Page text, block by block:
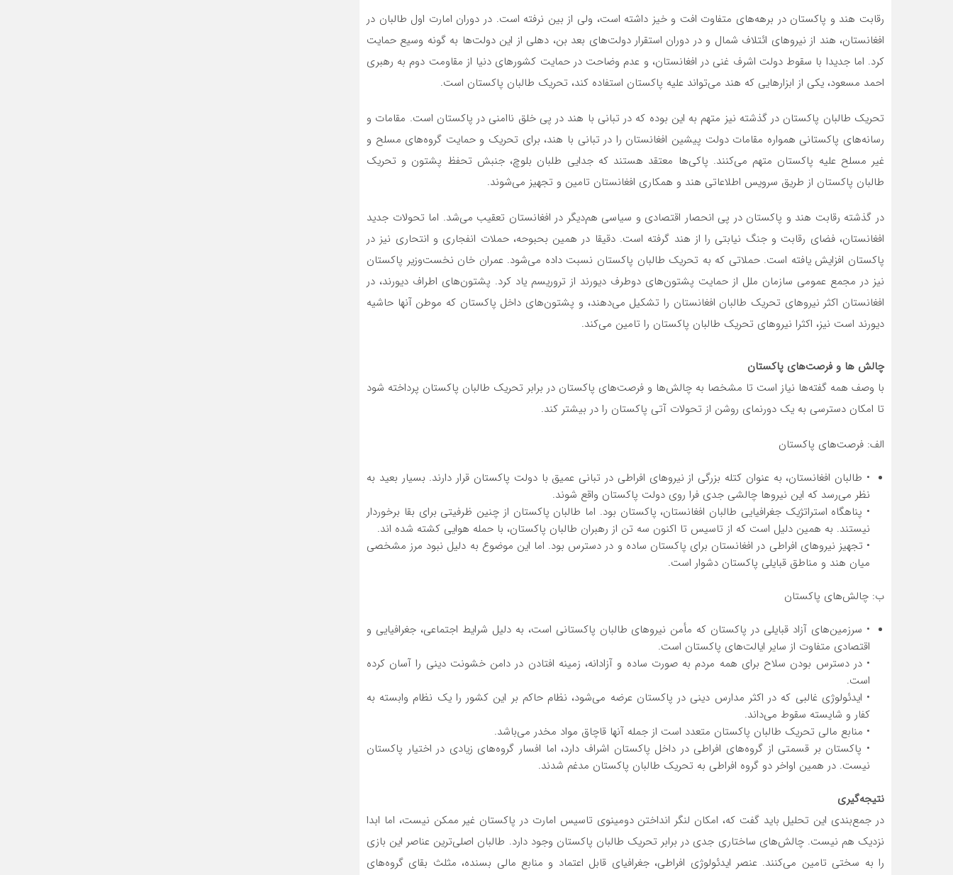
رقابت هند و پاکستان در برهه‌های متفاوت افت و خیز داشته است،‌ ولی از بین نرفته است. در دوران امارت اول طالبان در
افغانستان‌، هند از نیروهای ائتلاف شمال و در دوران استقرار دولت‌های بعد بن،‌ دهلی از این دولت‌ها به گونه وسیع حمایت
‌کرد. اما جدیدا با سقوط دولت اشرف غنی در افغانستان‌، و عدم وضاحت در حمایت کشورهای دنیا از مقاومت دوم به رهبری
احمد مسعود، یکی از ابزارهایی که هند می‌تواند علیه پاکستان استفاده کند،‌ تحریک طالبان پاکستان است.
تحریک طالبان پاکستان در گذشته نیز متهم به این بوده که در تبانی با هند در پی خلق ناامنی در پاکستان است. مقامات و
رسانه‌های پاکستانی همواره مقامات دولت پیشین افغانستان را در تبانی با هند، برای تحریک و حمایت گروه‌های مسلح و
غیر مسلح علیه پاکستان متهم می‌‌کنند. پاکی‌ها معتقد هستند که جدایی طلبان بلوچ،‌ جنبش تحفظ پشتون و تحریک
طالبان پاکستان از طریق سرویس اطلاعاتی هند و همکاری افغانستان تامین و تجهیز می‌شوند.
در گذشته رقابت هند و پاکستان در پی انحصار اقتصادی و سیاسی هم‌دیگر در افغانستان تعقیب می‌شد. اما تحولات جدید
افغانستان،‌ فضای رقابت و جنگ نیابتی را از هند گرفته است. دقیقا در همین بحبوحه، حملات انفجاری و انتحاری نیز در
پاکستان افزایش یافته است. حملاتی که به تحریک طالبان پاکستان نسبت داده می‌شود. عمران خان نخست‌وزیر پاکستان
نیز در مجمع عمومی سازمان ملل از حمایت پشتون‌های دوطرف دیورند از تروریسم یاد کرد. پشتون‌های اطراف دیورند، در
افغانستان اکثر نیروهای تحریک طالبان افغانستان را تشکیل می‌دهند، و پشتون‌های داخل پاکستان که موطن آنها حاشیه
دیورند است نیز، اکثرا نیروهای تحریک طالبان پاکستان را تامین می‌کند.
چالش‌ ها و فرصت‌های پاکستان
با وصف همه گفته‌ها نیاز است تا مشخصا به چالش‌ها و فرصت‌های پاکستان در برابر تحریک طالبان پاکستان پرداخته شود
تا امکان دسترسی به یک دورنمای روشن از تحولات آتی پاکستان را در بیشتر کند.
الف: فرصت‌های پاکستان
• طالبان افغانستان، به عنوان کتله بزرگی از نیروهای افراطی در تبانی عمیق با دولت پاکستان قرار دارند. بسیار بعید به
نظر می‌رسد که این نیروها چالشی جدی فرا روی دولت پاکستان واقع شوند.
• پناهگاه استراتژیک جغرافیایی طالبان افغانستان، پاکستان بود. اما طالبان پاکستان از چنین ظرفیتی برای بقا برخوردار
نیستند. به همین دلیل است که از تاسیس تا اکنون سه تن از رهبران طالبان پاکستان،‌ با حمله هوایی کشته شده اند.
• تجهیز نیروهای افراطی در افغانستان برای پاکستان ساده و در دسترس بود. اما این موضوع به دلیل نبود مرز مشخصی
میان هند و مناطق قبایلی پاکستان دشوار است.
ب: چالش‌های پاکستان
• سرزمین‌های آزاد قبایلی در پاکستان که مأمن نیروهای طالبان پاکستانی است،‌ به دلیل شرایط اجتماعی، جغرافیایی و
اقتصادی متفاوت از سایر ایالت‌های پاکستان است.
• در دسترس بودن سلاح برای همه مردم به صورت ساده و آزادانه،‌ زمینه افتادن در دامن خشونت دینی را آسان کرده
است.
• ایدئولوژی غالبی که در اکثر مدارس دینی در پاکستان عرضه می‌شود، نظام حاکم بر این کشور را یک نظام وابسته به
کفار و شایسته سقوط می‌داند.
• منابع مالی تحریک طالبان پاکستان متعدد است از جمله آنها قاچاق مواد مخدر می‌باشد.
• پاکستان بر قسمتی از گروه‌های افراطی در داخل پاکستان اشراف دارد، اما افسار گروه‌های زیادی در اختیار پاکستان
نیست. در همین اواخر دو گروه افراطی به تحریک طالبان پاکستان مدغم شدند.
نتیجه‌گیری
در جمع‌بندی این تحلیل باید گفت که،‌ امکان لنگر انداختن دومینوی تاسیس امارت در پاکستان غیر ممکن نیست، اما ابدا
نزدیک هم نیست. چالش‌های ساختاری جدی در برابر تحریک طالبان پاکستان وجود دارد. طالبان اصلی‌ترین عناصر این بازی
را به سختی تامین می‌کنند. عنصر ایدئولوژی افراطی،‌ جغرافیای قابل اعتماد و منابع مالی بسنده، مثلث بقای گروه‌های